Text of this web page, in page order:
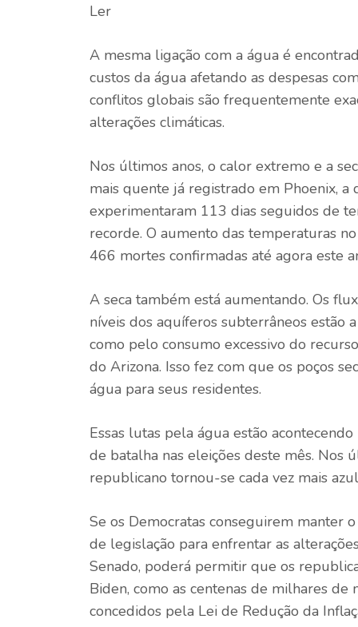
Ler
A mesma ligação com a água é
custos da água afetando as despesas
conflitos globais são frequentemente
alterações climáticas.
Nos últimos anos, o calor extremo e a
mais quente já registrado em Phoenix,
experimentaram 113 dias seguidos de
recorde. O aumento das temperaturas
466 mortes confirmadas até agora este
A seca também está aumentando. Os
níveis dos aquíferos subterrâneos estão
como pelo consumo excessivo do
do Arizona. Isso fez com que os poços
água para seus residentes.
Essas lutas pela água estão
de batalha nas eleições deste mês. Nos
republicano tornou-se cada vez mais
Se os Democratas conseguirem manter
de legislação para enfrentar as
Senado, poderá permitir que os
Biden, como as centenas de milhares
concedidos pela Lei de Redução da